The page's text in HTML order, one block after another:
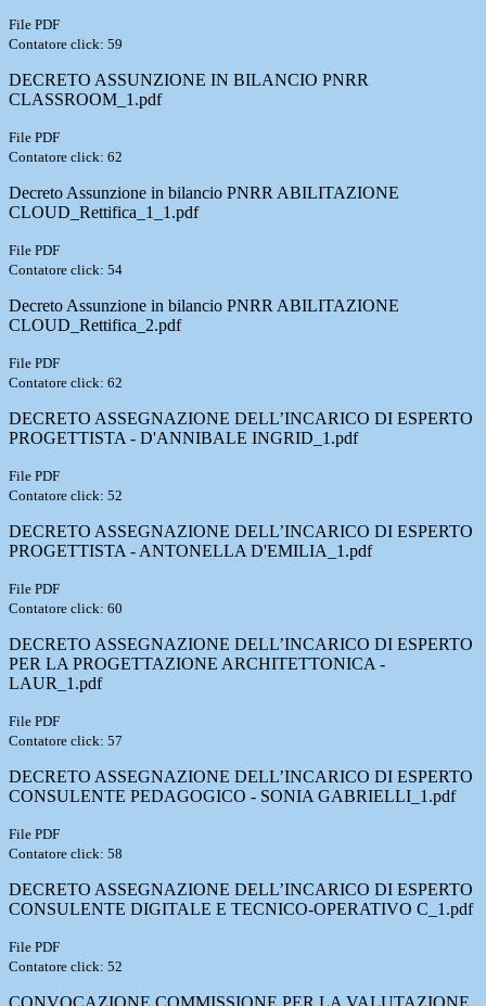
File PDF
Contatore click: 59
DECRETO ASSUNZIONE IN BILANCIO PNRR
CLASSROOM_1.pdf
File PDF
Contatore click: 62
Decreto Assunzione in bilancio PNRR ABILITAZIONE
CLOUD_Rettifica_1_1.pdf
File PDF
Contatore click: 54
Decreto Assunzione in bilancio PNRR ABILITAZIONE
CLOUD_Rettifica_2.pdf
File PDF
Contatore click: 62
DECRETO ASSEGNAZIONE DELL’INCARICO DI ESPERTO
PROGETTISTA - D'ANNIBALE INGRID_1.pdf
File PDF
Contatore click: 52
DECRETO ASSEGNAZIONE DELL’INCARICO DI ESPERTO
PROGETTISTA - ANTONELLA D'EMILIA_1.pdf
File PDF
Contatore click: 60
DECRETO ASSEGNAZIONE DELL’INCARICO DI ESPERTO
PER LA PROGETTAZIONE ARCHITETTONICA -
LAUR_1.pdf
File PDF
Contatore click: 57
DECRETO ASSEGNAZIONE DELL’INCARICO DI ESPERTO
CONSULENTE PEDAGOGICO - SONIA GABRIELLI_1.pdf
File PDF
Contatore click: 58
DECRETO ASSEGNAZIONE DELL’INCARICO DI ESPERTO
CONSULENTE DIGITALE E TECNICO-OPERATIVO C_1.pdf
File PDF
Contatore click: 52
CONVOCAZIONE COMMISSIONE PER LA VALUTAZIONE